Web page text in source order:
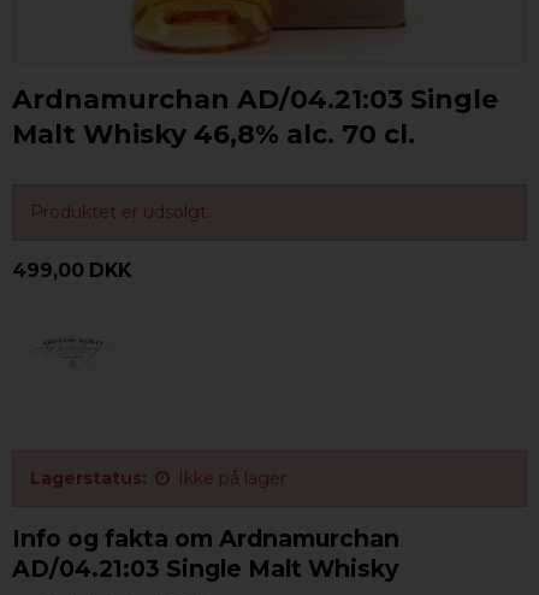
Ardnamurchan AD/04.21:03 Single
Malt Whisky 46,8% alc. 70 cl.
Produktet er udsolgt.
499,00 DKK
Lagerstatus: Ikke på lager
Info og fakta om Ardnamurchan
AD/04.21:03 Single Malt Whisky